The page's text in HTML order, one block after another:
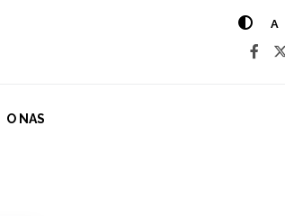
A
O NAS